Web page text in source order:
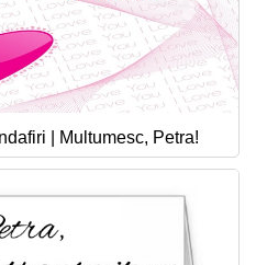
| Multumesc, Petra!